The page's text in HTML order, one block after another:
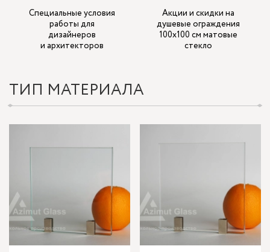
Специальные условия
работы для
дизайнеров
и архитекторов
Акции и скидки на
душевые ограждения
100х100 см матовые
стекло
ТИП МАТЕРИАЛА